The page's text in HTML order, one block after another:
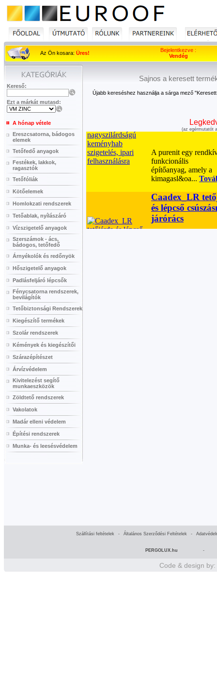
Az Ön kosara: Üres!
Bejelentkezve :
Vendég
Kereső:
Ezt a márkát mutasd:
A hónap vétele
Ereszcsatorna, bádogos
elemek
Tetőfedő anyagok
Festékek, lakkok,
ragasztók
Tetőfóliák
Kötőelemek
Homlokzati rendszerek
Tetőablak, nyílászáró
Vízszigetelő anyagok
Szerszámok - ács,
bádogos, tetőfedő
Árnyékolók és redőnyök
Hőszigetelő anyagok
Padlásfeljáró lépcsők
Fénycsatorna rendszerek,
bevilágítók
Tetőbiztonsági Rendszerek
Kiegészítő termékek
Szolár rendszerek
Kémények és kiegészítői
Szárazépítészet
Árvízvédelem
Kivitelezést segítő
munkaeszközök
Zöldtető rendszerek
Vakolatok
Madár elleni védelem
Építési rendszerek
Munka- és leesésvédelem
Sajnos a keresett
Újabb kereséshez használja a sárga mező
(az egérmutatót
Szállítási feltételek - Általános Szerződési Feltételek -
PERGOLUX.hu -
Code & design by: